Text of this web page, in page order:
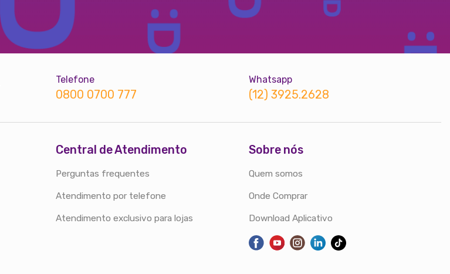
Telefone
0800 0700 777
Whatsapp
(12) 3925.2628
Central de Atendimento
Perguntas frequentes
Atendimento por telefone
Atendimento exclusivo para lojas
Sobre nós
Quem somos
Onde Comprar
Download Aplicativo